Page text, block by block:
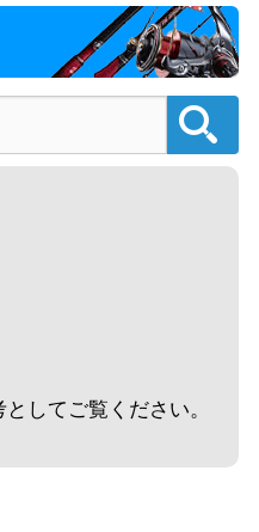
08/02
08/02
08/02
円
してご覧ください。